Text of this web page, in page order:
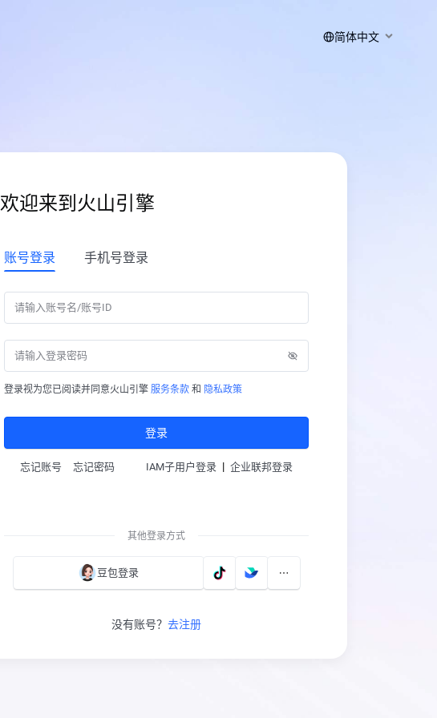
简体中文
欢迎来到火山引擎
账号登录 手机号登录
登录视为您已阅读并同意火山引擎 服务条款 和 隐私政策
登录
忘记账号 忘记密码 IAM子用户登录 | 企业联邦登录
其他登录方式
豆包登录
没有账号？ 去注册